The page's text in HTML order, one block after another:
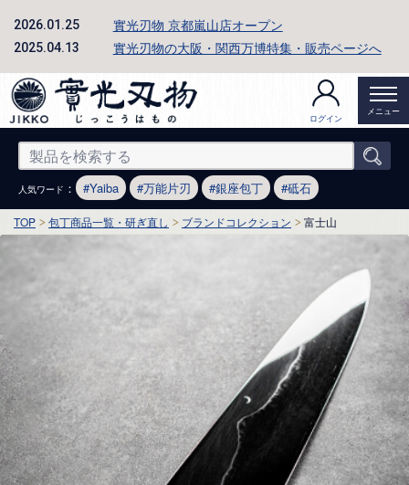
2026.01.25 實光刃物 京都嵐山店オープン
2025.04.13 實光刃物の大阪・関西万博特集・販売ページへ
ログイン
メニュー
人気ワード ： Yaiba 万能片刃 銀座包丁 砥石
TOP 包丁商品一覧・研ぎ直し ブランドコレクション 富士山